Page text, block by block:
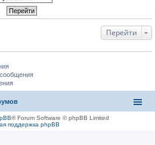
Перейти
® Forum Software © phpBB Limited
поддержка phpBB